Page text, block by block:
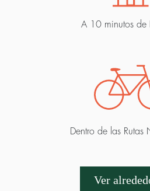
A 10 minutos de
Dentro de las Rutas
Ver